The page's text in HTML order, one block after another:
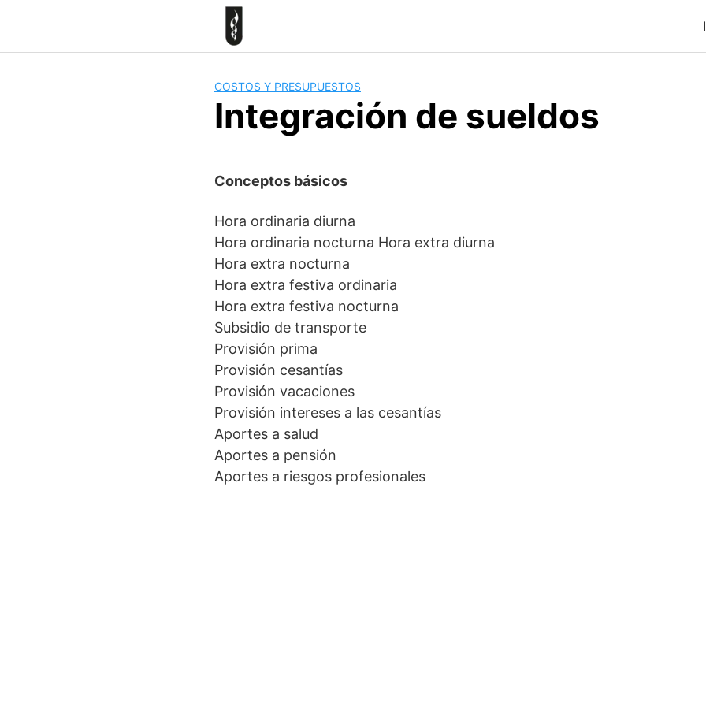
COSTOS Y PRESUPUESTOS
Integración de sueldos
Conceptos básicos
Hora ordinaria diurna
Hora ordinaria nocturna Hora extra diurna
Hora extra nocturna
Hora extra festiva ordinaria
Hora extra festiva nocturna
Subsidio de transporte
Provisión prima
Provisión cesantías
Provisión vacaciones
Provisión intereses a las cesantías
Aportes a salud
Aportes a pensión
Aportes a riesgos profesionales